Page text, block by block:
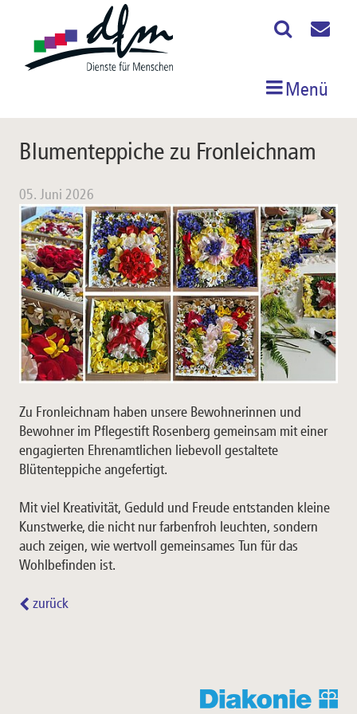
Menü
Blumenteppiche zu Fronleichnam
05. Juni 2026
Zu Fronleichnam haben unsere Bewohnerinnen und
Bewohner im Pflegestift Rosenberg gemeinsam mit einer
engagierten Ehrenamtlichen liebevoll gestaltete
Blütenteppiche angefertigt.
Mit viel Kreativität, Geduld und Freude entstanden kleine
Kunstwerke, die nicht nur farbenfroh leuchten, sondern
auch zeigen, wie wertvoll gemeinsames Tun für das
Wohlbefinden ist.
zurück